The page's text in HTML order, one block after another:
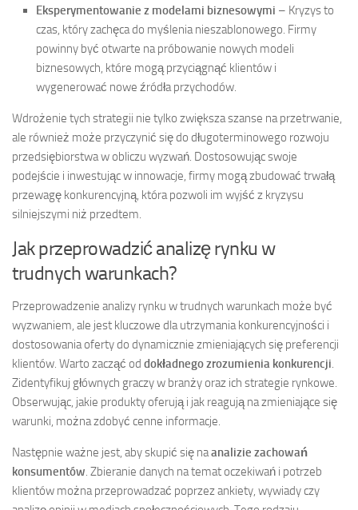
Eksperymentowanie z modelami biznesowymi – Kryzys to
czas, który zachęca do myślenia nieszablonowego. Firmy
powinny być otwarte na próbowanie nowych modeli
biznesowych, które mogą przyciągnąć klientów i
wygenerować nowe źródła przychodów.
Wdrożenie tych strategii nie tylko zwiększa szanse na przetrwanie,
ale również może przyczynić się do długoterminowego rozwoju
przedsiębiorstwa w obliczu wyzwań. Dostosowując swoje
podejście i inwestując w innowacje, firmy mogą zbudować trwałą
przewagę konkurencyjną, która pozwoli im wyjść z kryzysu
silniejszymi niż przedtem.
Jak przeprowadzić analizę rynku w
trudnych warunkach?
Przeprowadzenie analizy rynku w trudnych warunkach może być
wyzwaniem, ale jest kluczowe dla utrzymania konkurencyjności i
dostosowania oferty do dynamicznie zmieniających się preferencji
klientów. Warto zacząć od dokładnego zrozumienia konkurencji.
Zidentyfikuj głównych graczy w branży oraz ich strategie rynkowe.
Obserwując, jakie produkty oferują i jak reagują na zmieniające się
warunki, można zdobyć cenne informacje.
Następnie ważne jest, aby skupić się naanalizie zachowań
konsumentów. Zbieranie danych na temat oczekiwań i potrzeb
klientów można przeprowadzać poprzez ankiety, wywiady czy